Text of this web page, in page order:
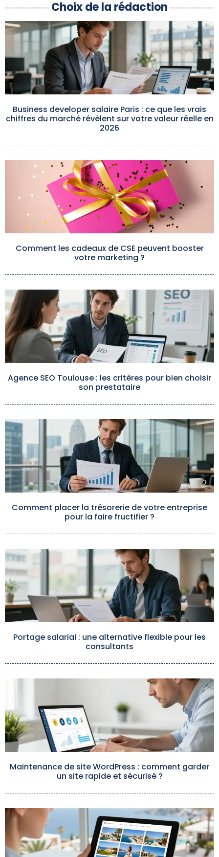
Choix de la rédaction
Business developer salaire Paris : ce que les vrais
chiffres du marché révèlent sur votre valeur réelle en
2026
Comment les cadeaux de CSE peuvent booster
votre marketing ?
Agence SEO Toulouse : les critères pour bien choisir
son prestataire
Comment placer la trésorerie de votre entreprise
pour la faire fructifier ?
Portage salarial : une alternative flexible pour les
consultants
Maintenance de site WordPress : comment garder
un site rapide et sécurisé ?